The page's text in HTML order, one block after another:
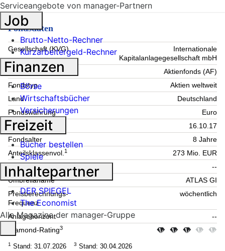
Fondsdaten
Gesellschaft (KVG)
Internationale
Kapitalanlagegesellschaft mbH
Fondsart
Aktienfonds (AF)
Fondstyp
Aktien weltweit
Land
Deutschland
Fondswährung
Euro
Auflage
16.10.17
Fondsalter
8 Jahre
Anteilsklassenvol.1
273 Mio. EUR
Teilfondsname
--
Umbrellaname
ATLAS GI
Preisberechnungs-
Frequenz
wöchentlich
Anlagehorizont
--
Diamond-Rating3
1 Stand: 31.07.2026 3 Stand: 30.04.2026
Serviceangebote von manager-Partnern
Job
Brutto-Netto-Rechner
Kurzarbeitergeld-Rechner
Finanzen
Börse
Wirtschaftsbücher
Versicherungen
Freizeit
Bücher bestellen
Spiele
Inhaltepartner
DER SPIEGEL
The Economist
Alle Magazine der manager-Gruppe